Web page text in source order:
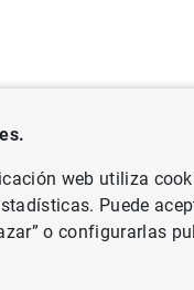
actuación
la Z Términos que
por V
web utiliza
Puede
o configurarlas